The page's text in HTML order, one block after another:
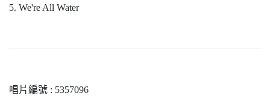
5. We're All Water
唱片編號 : 5357096